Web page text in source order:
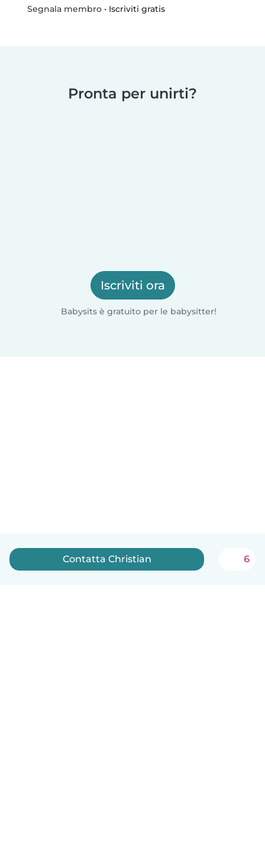
Segnala membro• Iscriviti gratis
Pronta per unirti?
Iscriviti ora
Babysits è gratuito per le babysitter!
Contatta Christian 6